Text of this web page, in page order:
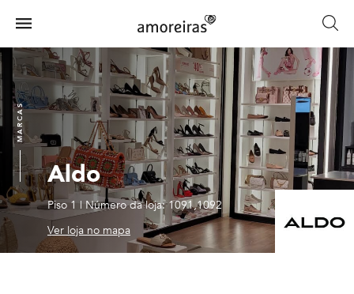
main
content
Home
Menu
Aldo
Piso 1 | Número da loja: 1091,1092
Ver loja no mapa
MARCAS